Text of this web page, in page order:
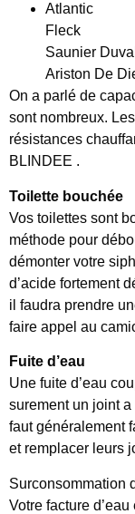
Atlantic
Fleck
Saunier Duval
Ariston De
On a parlé de
sont nombreux.
résistances
BLINDEE .
Toilette bouchée
Vos toilettes sont
méthode pour
démonter votre
d’acide fortement
il faudra prendre
faire appel au
Fuite d’eau
Une fuite d’eau
surement un joint a
faut généralement
et remplacer leurs
Surconsommation
Votre facture